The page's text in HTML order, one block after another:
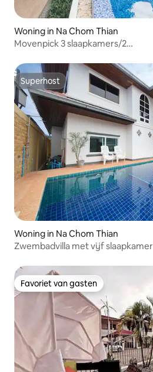
Woning in Na Chom Thian
Movenpick 3 slaapkamers/2
Superhost
Superhost
Woning in Na Chom Thian
Zwembadvilla met vijf
Favoriet van gasten
Favoriet van gasten